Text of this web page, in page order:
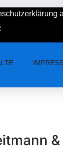
+49 3644 555534
Uhr - 16.30 Uhr